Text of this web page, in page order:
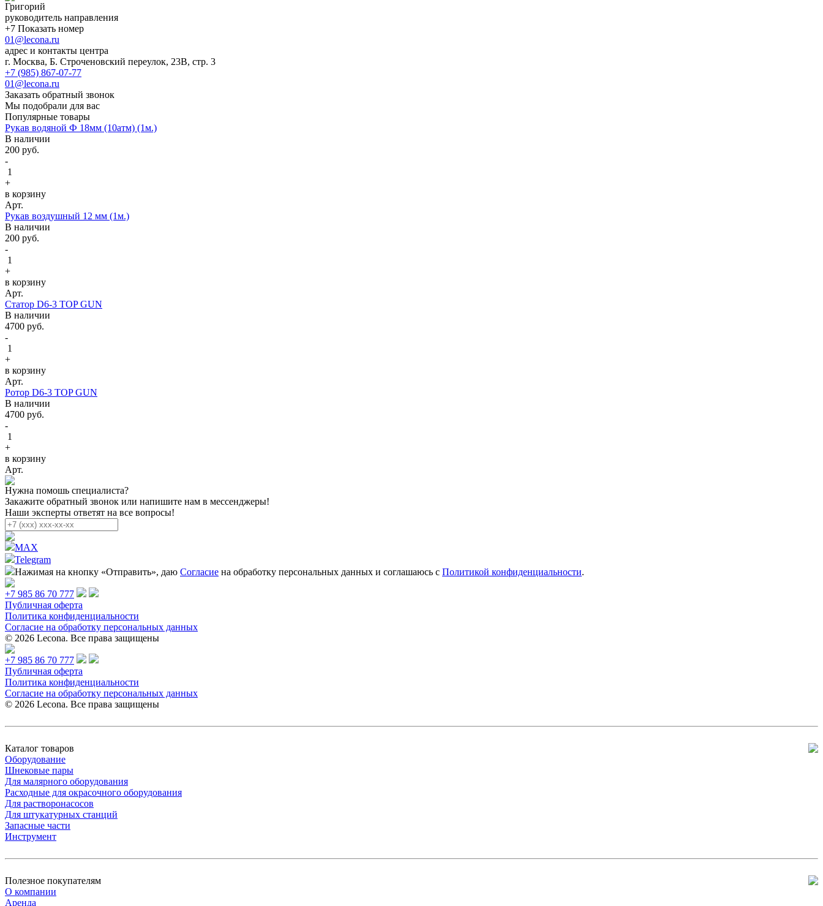
Григорий
руководитель направления
+7 Показать номер
01@lecona.ru
адрес и контакты центра
г. Москва, Б. Строченовский переулок, 23В, стр. 3
+7 (985) 867-07-77
01@lecona.ru
Заказать обратный звонок
Мы подобрали для вас
Популярные товары
Рукав водяной Ф 18мм (10атм) (1м.)
В наличии
200 руб.
-
1
+
в корзину
Арт.
Рукав воздушный 12 мм (1м.)
В наличии
200 руб.
-
1
+
в корзину
Арт.
Статор D6-3 TOP GUN
В наличии
4700 руб.
-
1
+
в корзину
Арт.
Ротор D6-3 TOP GUN
В наличии
4700 руб.
-
1
+
в корзину
Арт.
Нужна помошь специалиста?
Закажите обратный звонок или напишите нам в мессенджеры!
Наши эксперты ответят на все вопросы!
MAX
Telegram
Нажимая на кнопку «Отправить», даю Согласие на обработку персональных данных и соглашаюсь с Политикой конфиденциальности.
+7 985 86 70 777
Публичная оферта
Политика конфиденциальности
Согласие на обработку персональных данных
© 2026 Lecona. Все права защищены
+7 985 86 70 777
Публичная оферта
Политика конфиденциальности
Согласие на обработку персональных данных
© 2026 Lecona. Все права защищены
Каталог товаров
Оборудование
Шнековые пары
Для малярного оборудования
Расходные для окрасочного оборудования
Для растворонасосов
Для штукатурных станций
Запасные части
Инструмент
Полезное покупателям
О компании
Аренда